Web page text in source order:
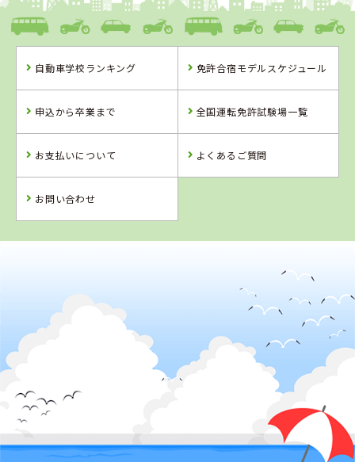
新倉敷自動車学校
詳 細 予 約
校
詳 細
自動車学校ランキング 免許合宿モデルスケジュール
申込から卒業まで 全国運転免許試験場一覧
お支払いについて よくあるご質問
お問い合わせ